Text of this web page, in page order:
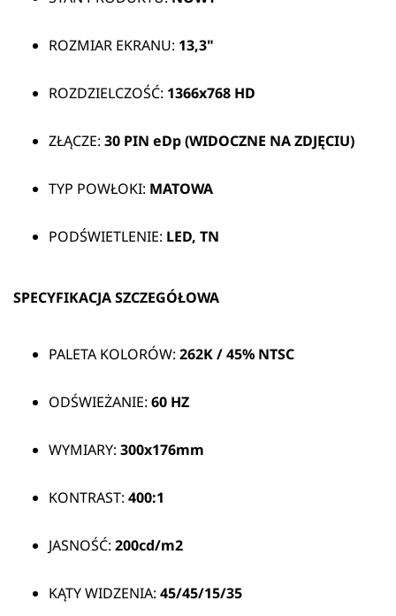
ROZMIAR EKRANU: 13,3"
ROZDZIELCZOŚĆ: 1366x768 HD
ZŁĄCZE: 30 PIN eDp (WIDOCZNE NA ZDJĘCIU)
TYP POWŁOKI: MATOWA
PODŚWIETLENIE: LED, TN
SPECYFIKACJA SZCZEGÓŁOWA
PALETA KOLORÓW: 262K / 45% NTSC
ODŚWIEŻANIE: 60 HZ
WYMIARY: 300x176mm
KONTRAST: 400:1
JASNOŚĆ: 200cd/m2
KĄTY WIDZENIA: 45/45/15/35